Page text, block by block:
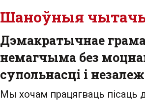
Шаноўныя
Дэмакратычнае
немагчыма без
супольнасці і
Мы хочам працягваць пісаць